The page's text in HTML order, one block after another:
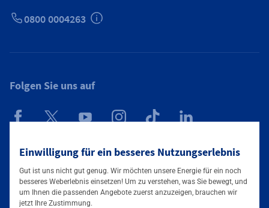
Einwilligung für ein besseres Nutzungserlebnis
Gut ist uns nicht gut genug. Wir möchten unsere Energie für ein noch
besseres Weberlebnis einsetzen! Um zu verstehen, was Sie bewegt, und
um Ihnen die passenden Angebote zuerst anzuzeigen, brauchen wir
jetzt Ihre Zustimmung.
0800 0004263
Folgen Sie uns auf
Mainova App